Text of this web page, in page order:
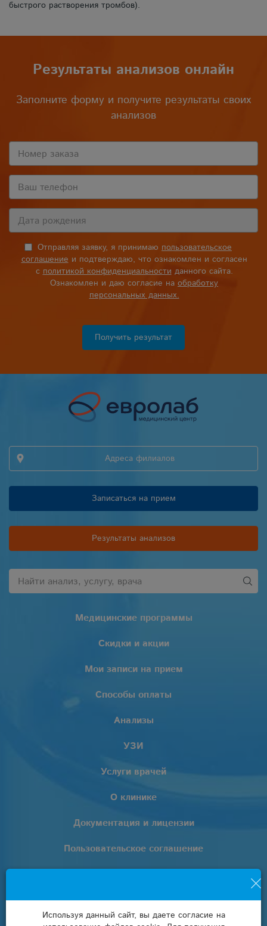
быстрого растворения тромбов).
Результаты анализов онлайн
Заполните форму и получите результаты своих
анализов
Отправляя заявку, я принимаю пользовательское
соглашениеи подтверждаю, что ознакомлен и согласен
сполитикой конфиденциальностиданного сайта.
Ознакомлен и даю согласие на обработку
персональных данных.
Получить результат
Адреса филиалов
Записаться на прием
Результаты анализов
Медицинские программы
Скидки и акции
Мои записи на прием
Способы оплаты
Анализы
УЗИ
Услуги врачей
О клинике
Документация и лицензии
Пользовательское соглашение
+7 (861) 205-02-02
Используя данный сайт, вы даете согласие на